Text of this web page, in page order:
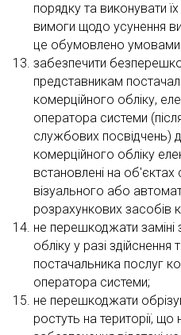
порядку та виконувати
вимоги щодо усунення
це обумовлено
забезпечити
представникам
комерційного обліку,
оператора системи
службових посвідчень)
комерційного обліку
встановлені на
візуального або
розрахункових засобів
не перешкоджати заміні
обліку у разі здійснення
постачальника послуг
оператора системи;
не перешкоджати
ростуть на території,